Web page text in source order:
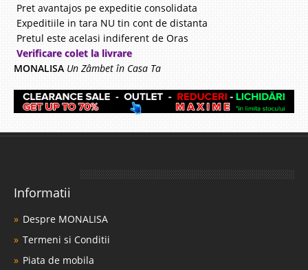
Pret avantajos pe expeditie consolidata
Expeditiile in tara NU tin cont de distanta
Pretul este acelasi indiferent de Oras
Verificare colet la livrare
MONALISA Un Zâmbet în Casa Ta
Informatii
Despre MONALISA
Termeni si Conditii
Piata de mobila